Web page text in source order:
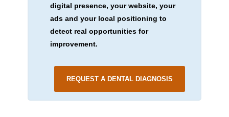
digital presence, your website, your
ads and your local positioning to
detect real opportunities for
improvement.
REQUEST A DENTAL DIAGNOSIS